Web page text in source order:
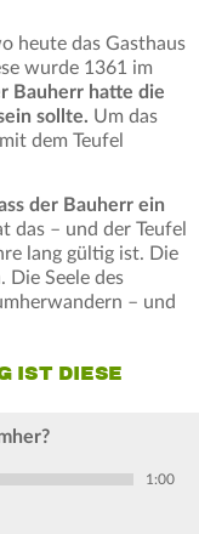
heute das Gasthaus
wurde 1361 im
Bauherr hatte die
sollte. Um das
dem Teufel
der Bauherr ein
das – und der Teufel
lang gültig ist. Die
Die Seele des
– und
IST DIESE
1:00